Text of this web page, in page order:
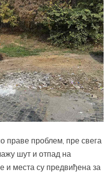
праве проблем, пре свега
шут и отпад на
и места су предвиђена за